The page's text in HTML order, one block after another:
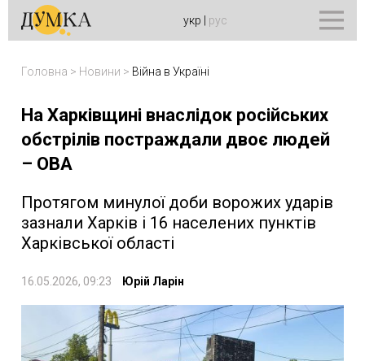
укр рус
Головна > Новини > Війна в Україні
На Харківщині внаслідок російських
обстрілів постраждали двоє людей
– ОВА
Протягом минулої доби ворожих ударів
зазнали Харків і 16 населених пунктів
Харківської області
16.05.2026, 09:23 Юрій Ларін